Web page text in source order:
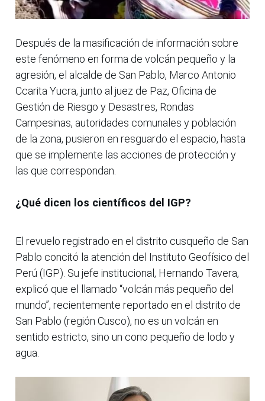
Después de la masificación de información sobre
este fenómeno en forma de volcán pequeño y la
agresión, el alcalde de San Pablo, Marco Antonio
Ccarita Yucra, junto al juez de Paz, Oficina de
Gestión de Riesgo y Desastres, Rondas
Campesinas, autoridades comunales y población
de la zona, pusieron en resguardo el espacio, hasta
que se implemente las acciones de protección y
las que correspondan.
¿Qué dicen los científicos del IGP?
El revuelo registrado en el distrito cusqueño de San
Pablo concitó la atención del Instituto Geofísico del
Perú (IGP). Su jefe institucional, Hernando Tavera,
explicó que el llamado “volcán más pequeño del
mundo”, recientemente reportado en el distrito de
San Pablo (región Cusco), no es un volcán en
sentido estricto, sino un cono pequeño de lodo y
agua.